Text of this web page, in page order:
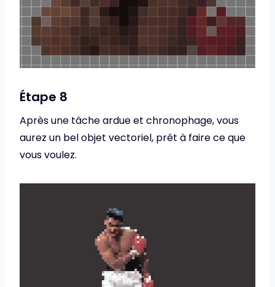
Étape 8
Après une tâche ardue et chronophage, vous
aurez un bel objet vectoriel, prêt à faire ce que
vous voulez.